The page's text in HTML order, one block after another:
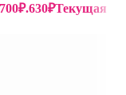
630₽Текущая